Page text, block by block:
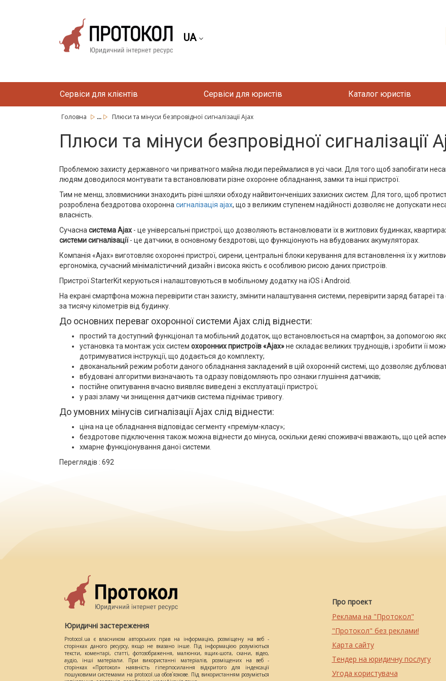
UA
Сервіси для клієнтів Сервіси для юристів Каталог юристів
Головна ... Плюси та мінуси безпровідної сигналізації Ajax
Плюси та мінуси безпровідної сигналізації
Проблемою захисту державного чи приватного майна люди переймалися в усі часи. Для того щоб запобігати
людям доводилося монтувати та встановлювати різне охоронне обладнання, замки та інші пристрої.
Тим не менш, зловмисники знаходить різні шляхи обходу найвитонченіших захисних систем. Для того, щоб
розроблена бездротова охоронна сигналізація аjax, що з великим ступенем надійності дозволяє не допускати
власність.
Сучасна система Ajax - це універсальні пристрої, що дозволяють встановлювати їх в житлових будинках,
системи сигналізації- це датчики, в основному бездротові, що функціонують на вбудованих акумуляторах.
Компанія «Ajax» виготовляє охоронні пристрої, сирени, центральні блоки керування для встановлення їх у
ергономіка, сучасний мінімалістичний дизайн і висока якість є особливою рисою даних пристроїв.
Пристрої StarterKit керуються і налаштовуються в мобільному додатку на iOS і Android.
На екрані смартфона можна перевірити стан захисту, змінити налаштування системи, перевірити заряд батареї
за тисячу кілометрів від будинку.
До основних переваг охоронної системи Ajax слід віднести:
простий та доступний функціонал та мобільний додаток, що встановлюється на смартфон, за допомогою
установка та монтаж усіх систем охоронних пристроїв «Ajax»не складає великих труднощів, і зробити її
дотримуватися інструкції, що додається до комплекту;
двоканальний режим роботи даного обладнання закладений в цій охоронній системі, що дозволяє
вбудовані алгоритми визначають та одразу повідомляють про ознаки глушіння датчиків;
постійне опитування вчасно виявляє виведені з експлуатації пристрої;
у разі зламу чи знищення датчиків система піднімає тривогу.
До умовних мінусів сигналізації Ajax слід віднести:
ціна на це обладнання відповідає сегменту «преміум-класу»;
бездротове підключення також можна віднести до мінуса, оскільки деякі споживачі вважають, що цей
хмарне функціонування даної системи.
Переглядів : 692
Юридичні застереження
Protocol.ua є власником авторських прав на інформацію, розміщену на веб -
сторінках даного ресурсу, якщо не вказано інше. Під інформацією розуміються
тексти, коментарі, статті, фотозображення, малюнки, ящик-шота, скани, відео,
аудіо, інші матеріали. При використанні матеріалів, розміщених на веб -
сторінках «Протокол» наявність гіперпосилання відкритого для індексації
пошуковими системами на protocol.ua обов`язкове. Під використанням розуміється
Про проект
Реклама на "Протокол"
"Протокол" без реклами!
Карта сайту
Тендер на юридичну послугу
Угода користувача